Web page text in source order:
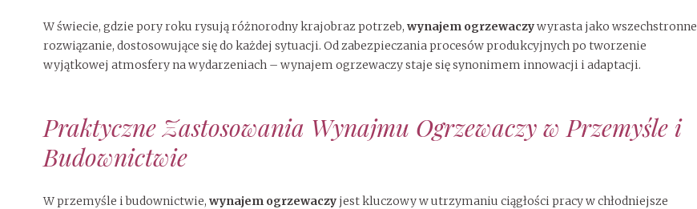
W świecie, gdzie pory roku rysują różnorodny krajobraz potrzeb, wynajem ogrzewaczywyrasta jako wszechstronne
rozwiązanie, dostosowujące się do każdej sytuacji. Od zabezpieczania procesów produkcyjnych po tworzenie
wyjątkowej atmosfery na wydarzeniach – wynajem ogrzewaczy staje się synonimem innowacji i adaptacji.
Praktyczne Zastosowania Wynajmu Ogrzewaczy w Przemyśle i
Budownictwie
W przemyśle i budownictwie, wynajem ogrzewaczyjest kluczowy w utrzymaniu ciągłości pracy w chłodniejsze